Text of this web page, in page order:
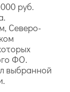
руб.
Северо-
ФО.
выбранной